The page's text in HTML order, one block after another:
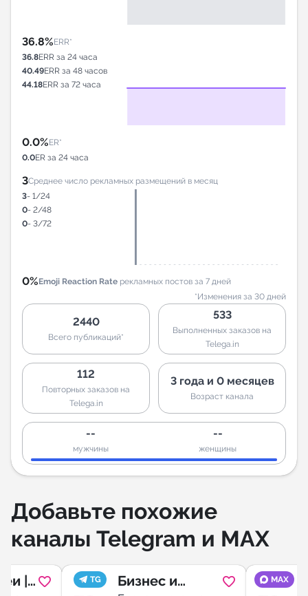
36.8%ERR*
36.8ERR за 24 часа
40.49ERR за 48 часов
44.18ERR за 72 часа
0.0%ER*
0.0ER за 24 часа
3Среднее число рекламных размещений в месяц
3- 1/24
0- 2/48
0- 3/72
0%Emoji Reaction Rate рекламных постов за 7 дней
*Изменения за 30 дней
2440
Всего публикаций*
533
Выполненных заказов на
Telega.in
112
Повторных заказов на
Telega.in
3 года и 0 месяцев
Возраст канала
--
мужчины
--
женщины
Добавьте похожие
каналы Telegram и MAX
| TG
Бизнес и
MAX